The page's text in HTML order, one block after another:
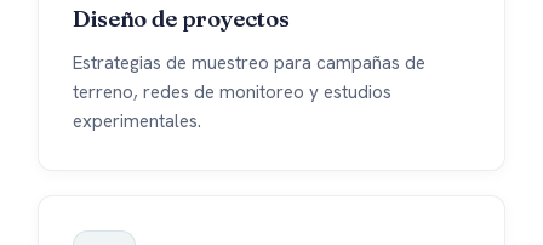
Diseño de proyectos
Estrategias de muestreo para campañas de
terreno, redes de monitoreo y estudios
experimentales.